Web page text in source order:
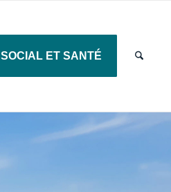
SOCIAL ET SANTÉ